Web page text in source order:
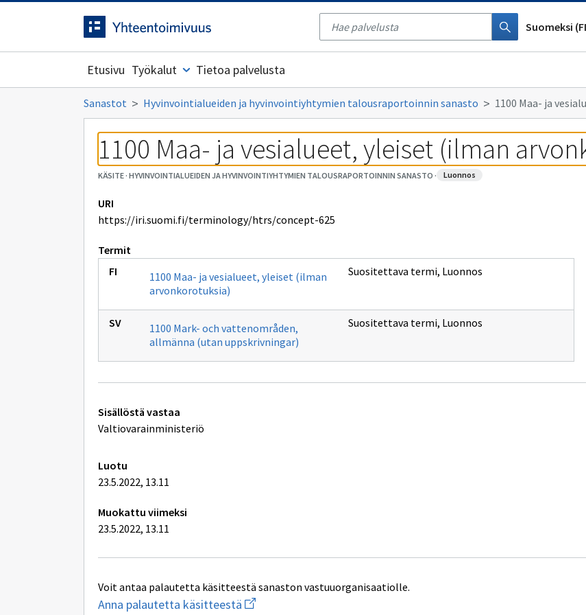
Siirrytty
Tyhjennä
haku
Suomeksi
Etusivu Työkalut Tietoa palvelusta
Sanastot Hyvinvointialueiden ja hyvinvointiyhtymien talousraportoinnin sanasto 1100 Maa- ja
1100 Maa- ja vesialueet, yleiset (ilman
KÄSITE· HYVINVOINTIALUEIDEN JA HYVINVOINTIYHTYMIEN TALOUSRAPORTOINNIN SANASTO · luonnos
URI
https://iri.suomi.fi/terminology/htrs/concept-625
Termit
1100 Maa- ja vesialueet, yleiset (ilman
arvonkorotuksia)
Suositettava termi, Luonnos
1100 Mark- och vattenområden,
allmänna (utan uppskrivningar)
Suositettava termi, Luonnos
Tekniset
lisätiedot
Sisällöstä vastaa
Valtiovarainministeriö
Luotu
23.5.2022, 13.11
Muokattu viimeksi
23.5.2022, 13.11
Voit antaa palautetta käsitteestä sanaston vastuuorganisaatiolle.
Anna palautetta käsitteestä Aloita